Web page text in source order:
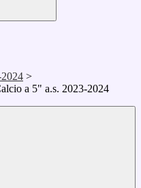
>
a 5" a.s. 2023-2024